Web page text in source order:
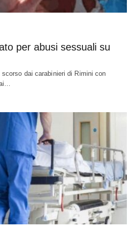
per abusi sessuali su
dai carabinieri di Rimini con